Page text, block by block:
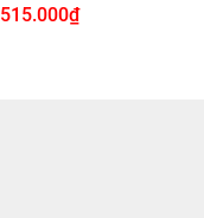
Đẳng Cấp Mỏng Nhẹ
Phù Hợp Nhiều Dòng Xe
515.000₫